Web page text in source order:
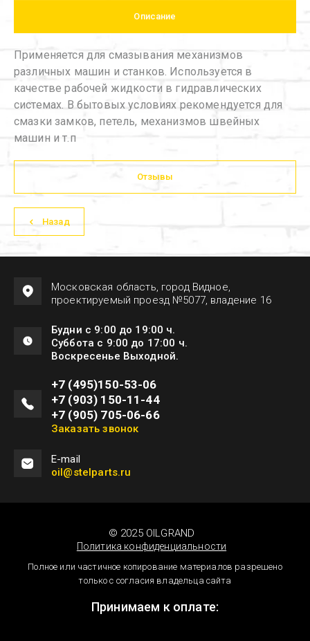
Описание
Применяется для смазывания механизмов
различных машин и станков. Используется в
качестве рабочей жидкости в гидравлических
системах. В бытовых условиях рекомендуется для
смазки замков, петель, механизмов швейных
машин и т.п
Отзывы
Назад
Московская область, город Видное,
проектируемый проезд №5077, владение 16
Будни с 9:00 до 19:00 ч.
Суббота с 9:00 до 17:00 ч.
Воскресенье Выходной.
+7 (495)150-53-06
+7 (903) 150-11-44
+7 (905) 705-06-66
Заказать звонок
Е-mail
oil@stelparts.ru
© 2025 OILGRAND
Политика конфиденциальности
Полное или частичное копирование материалов разрешено
только с согласия владельца сайта
Принимаем к оплате: